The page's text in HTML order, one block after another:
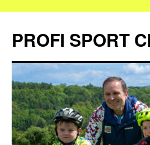
obsahu
webu
PROFI SPORT